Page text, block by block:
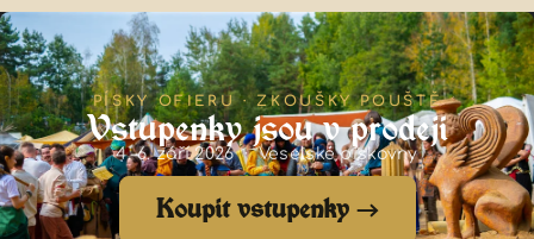
PÍSKY OFIERU · ZKOUŠKY POUŠTĚ
Vstupenky jsou v prodeji
4.–6. září 2026 · Veselské pískovny
Koupit vstupenky →